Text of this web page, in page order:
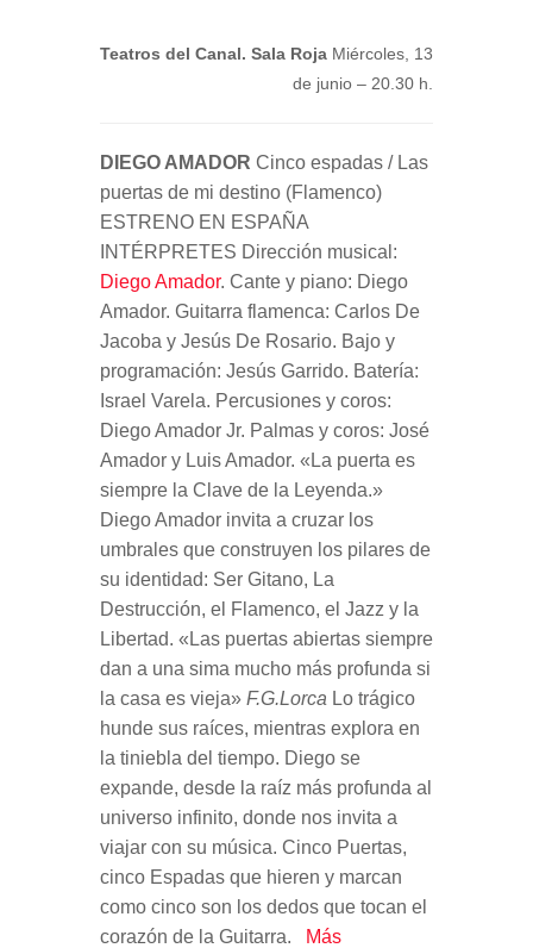
Teatros del Canal. Sala Roja Miércoles, 13
de junio – 20.30 h.
DIEGO AMADOR Cinco espadas / Las
puertas de mi destino (Flamenco)
ESTRENO EN ESPAÑA
INTÉRPRETES Dirección musical:
Diego Amador. Cante y piano: Diego
Amador. Guitarra flamenca: Carlos De
Jacoba y Jesús De Rosario. Bajo y
programación: Jesús Garrido. Batería:
Israel Varela. Percusiones y coros:
Diego Amador Jr. Palmas y coros: José
Amador y Luis Amador. «La puerta es
siempre la Clave de la Leyenda.»
Diego Amador invita a cruzar los
umbrales que construyen los pilares de
su identidad: Ser Gitano, La
Destrucción, el Flamenco, el Jazz y la
Libertad. «Las puertas abiertas siempre
dan a una sima mucho más profunda si
la casa es vieja» F.G.Lorca Lo trágico
hunde sus raíces, mientras explora en
la tiniebla del tiempo. Diego se
expande, desde la raíz más profunda al
universo infinito, donde nos invita a
viajar con su música. Cinco Puertas,
cinco Espadas que hieren y marcan
como cinco son los dedos que tocan el
corazón de la Guitarra.
Más